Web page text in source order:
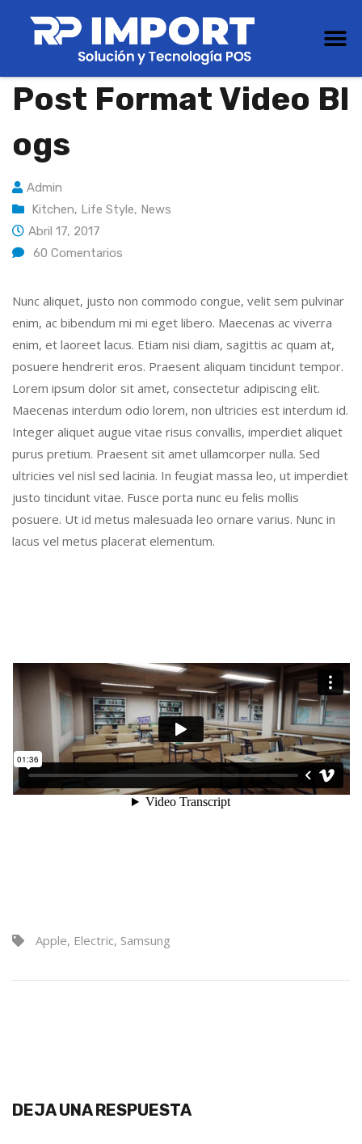
Post Format Video Bl
Ogs
Admin
Kitchen, Life Style, News
Abril 17, 2017
60 Comentarios
Nunc aliquet, justo non commodo congue, velit sem pulvinar
enim, ac bibendum mi mi eget libero. Maecenas ac viverra
enim, et laoreet lacus. Etiam nisi diam, sagittis ac quam at,
posuere hendrerit eros. Praesent aliquam tincidunt tempor.
Lorem ipsum dolor sit amet, consectetur adipiscing elit.
Maecenas interdum odio lorem, non ultricies est interdum id.
Integer aliquet augue vitae risus convallis, imperdiet aliquet
purus pretium. Praesent sit amet ullamcorper nulla. Sed
ultricies vel nisl sed lacinia. In feugiat massa leo, ut imperdiet
justo tincidunt vitae. Fusce porta nunc eu felis mollis
posuere. Ut id metus malesuada leo ornare varius. Nunc in
lacus vel metus placerat elementum.
Apple, Electric, Samsung
DEJA UNA RESPUESTA